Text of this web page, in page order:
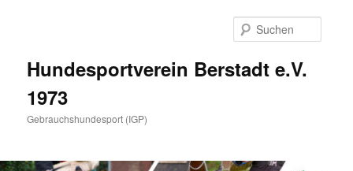
Hundesportverein Berstadt e.V.
1973
Gebrauchshundesport (IGP)